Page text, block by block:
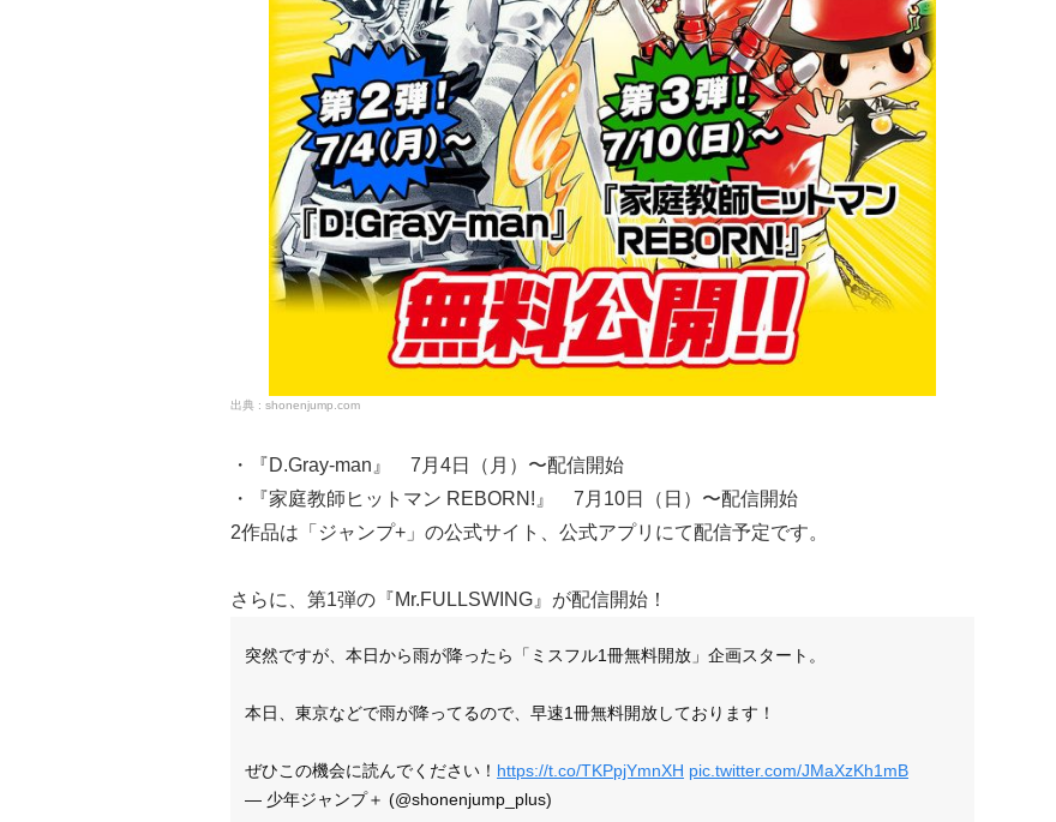
shonenjump.com
・『D.Gray-man』 7月4日（月）〜配信開始
・『家庭教師ヒットマン REBORN!』 7月10日（日）〜配信開始
2作品は「ジャンプ+」の公式サイト、公式アプリにて配信予定です。
さらに、第1弾の『Mr.FULLSWING』が配信開始！
突然ですが、本日から雨が降ったら「ミスフル1冊無料開放」企画スタート。
本日、東京などで雨が降ってるので、早速1冊無料開放しております！
ぜひこの機会に読んでください！ https://t.co/TKPpjYmnXH pic.twitter.com/JMaXzKh1mB
— 少年ジャンプ＋ (@shonenjump_plus)